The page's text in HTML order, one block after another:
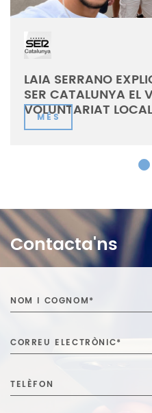
LAIA SERRANO
SER CATALUNYA EL
VOLUNTARIAT LOCAL
MÉS
Contacta'ns